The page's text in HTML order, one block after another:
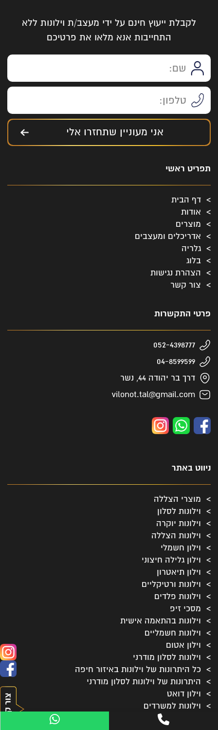
לקבלת ייעוץ חינם על ידי מעצב/ת וילונות ללא
התחייבות אנא מלאו את פרטיכם
אני מעוניין שתחזרו אלי
תפריט ראשי
דף הבית
אודות
מוצרים
אדריכלים ומעצבים
גלריה
בלוג
הצהרת נגישות
צור קשר
ניווט באתר
מוצרי הצללה
וילונות לסלון
וילונות יוקרה
וילונות הצללה
וילון חשמלי
וילון גלילה חיצוני
וילון תיאטרון
וילונות ורטיקליים
וילונות פלדים
מסכי זיפ
וילונות בהתאמה אישית
וילונות חשמליים
וילון אטום
וילונות לסלון מודרני
כל היתרונות של וילונות באיזור חיפה
היתרונות של וילונות לסלון מודרני
וילון דואט
וילונות למשרדים
וילונות לסלון כפרי
פרטי התקשרות
052-4398777
04-8599599
דרך בר יהודה 44, נשר
vilonot.tal@gmail.com